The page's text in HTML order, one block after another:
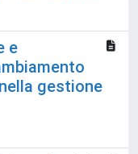
e
gestione